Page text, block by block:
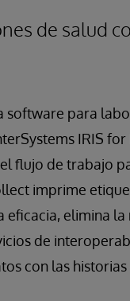
de salud
software para
IRIS
flujo de trabajo
imprime
eficacia, elimina
de
con las